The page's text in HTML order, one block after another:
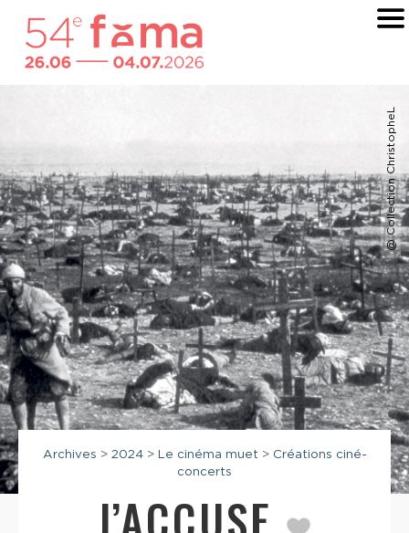
@ Collection ChristopheL
Archives > 2024> Le cinéma muet> Créations ciné-
concerts